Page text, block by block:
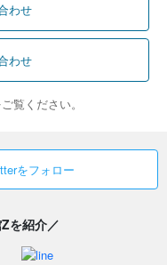
わせ
わせ
覧ください。
をフォロー
を紹介／